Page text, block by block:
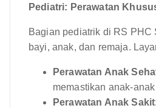
Pediatri: Perawatan
Bagian pediatrik di RS
bayi, anak, dan remaja.
Perawatan Anak
memastikan anak-
Perawatan Anak